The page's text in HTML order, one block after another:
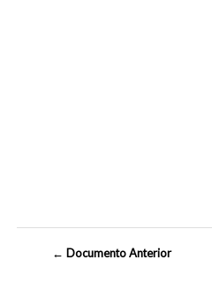
← Documento Anterior